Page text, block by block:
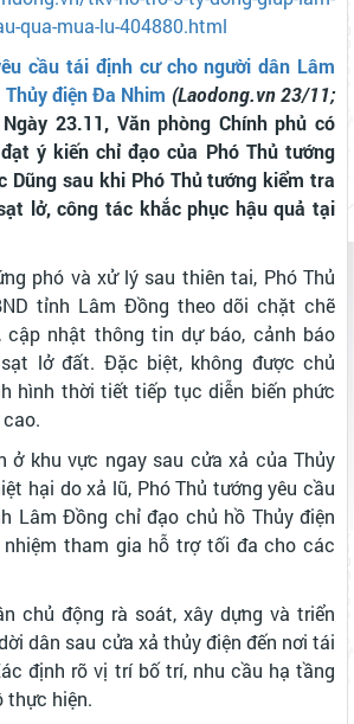
qua-mua-lu-404880.html
cầu tái định cư cho người dân Lâm
điện Đa Nhim (Laodong.vn 23/11;
Ngày 23.11, Văn phòng Chính phủ có
ý kiến chỉ đạo của Phó Thủ tướng
Dũng sau khi Phó Thủ tướng kiểm tra
lở, công tác khắc phục hậu quả tại
phó và xử lý sau thiên tai, Phó Thủ
tỉnh Lâm Đồng theo dõi chặt chẽ
cập nhật thông tin dự báo, cảnh báo
lở đất. Đặc biệt, không được chủ
hình thời tiết tiếp tục diễn biến phức
ở khu vực ngay sau cửa xả của Thủy
hại do xả lũ, Phó Thủ tướng yêu cầu
Lâm Đồng chỉ đạo chủ hồ Thủy điện
tham gia hỗ trợ tối đa cho các
chủ động rà soát, xây dựng và triển
dân sau cửa xả thủy điện đến nơi tái
định rõ vị trí bố trí, nhu cầu hạ tầng
thực hiện.